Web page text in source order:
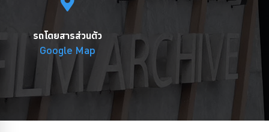
รถโดยสารส่วนตัว
Google Map